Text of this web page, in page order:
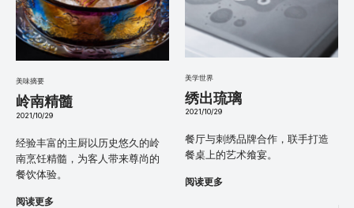
美味摘要
岭南精髓
2021/10/29
经验丰富的主厨以历史悠久的岭
南烹饪精髓，为客人带来尊尚的
餐饮体验。
阅读更多
美学世界
绣出琉璃
2021/10/29
餐厅与刺绣品牌合作，联手打造
餐桌上的艺术飨宴。
阅读更多